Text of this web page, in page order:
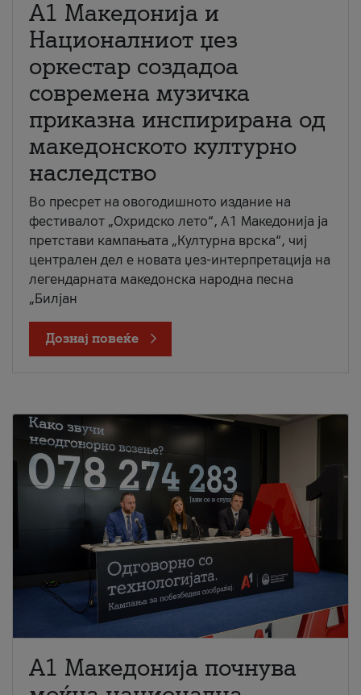
А1 Македонија и
Националниот џез
оркестар создадоа
современа музичка
приказна инспирирана од
македонското културно
наследство
Во пресрет на овогодишното издание на
фестивалот „Охридско лето“, А1 Македонија ја
претстави кампањата „Културна врска“, чиј
централен дел е новата џез-интерпретација на
легендарната македонска народна песна
„Билјан
Дознај повеќе
A1 Македонија почнува